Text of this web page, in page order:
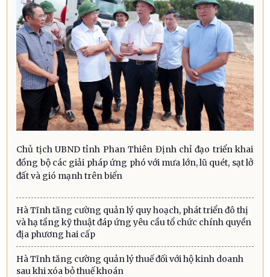
Chủ tịch UBND tỉnh Phan Thiên Định chỉ đạo triển khai
đồng bộ các giải pháp ứng phó với mưa lớn, lũ quét, sạt lở
đất và gió mạnh trên biển
Hà Tĩnh tăng cường quản lý quy hoạch, phát triển đô thị
và hạ tầng kỹ thuật đáp ứng yêu cầu tổ chức chính quyền
địa phương hai cấp
Hà Tĩnh tăng cường quản lý thuế đối với hộ kinh doanh
sau khi xóa bỏ thuế khoán